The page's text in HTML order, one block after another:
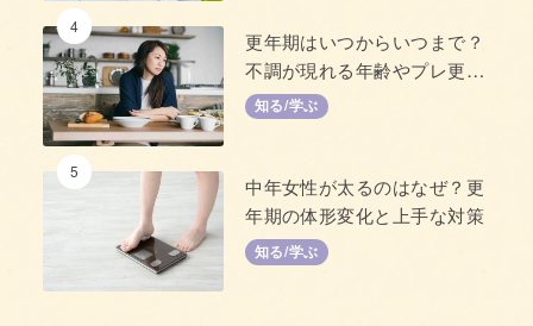
4
更年期はいつからいつまで？
不調が現れる年齢やプレ更年
期について
知る/学ぶ
5
中年女性が太るのはなぜ？更
年期の体形変化と上手な対策
知る/学ぶ